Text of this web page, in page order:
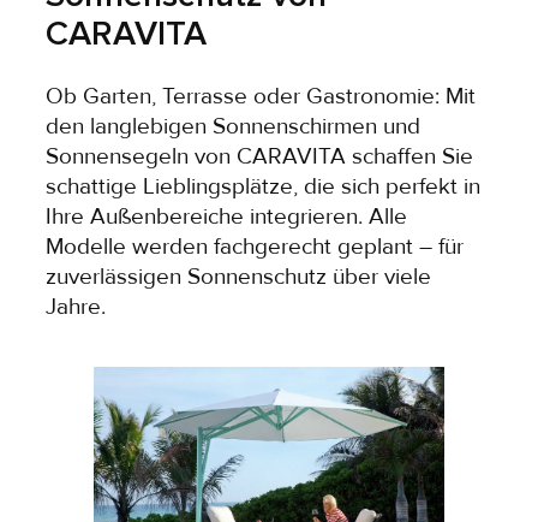
CARAVITA
Ob Garten, Terrasse oder Gastronomie: Mit
den langlebigen Sonnenschirmen und
Sonnensegeln von CARAVITA schaffen Sie
schattige Lieblingsplätze, die sich perfekt in
Ihre Außenbereiche integrieren. Alle
Modelle werden fachgerecht geplant – für
zuverlässigen Sonnenschutz über viele
Jahre.